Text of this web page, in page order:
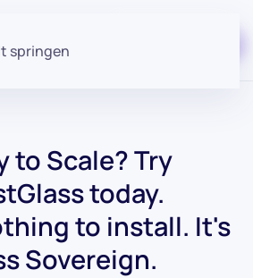
springen
to Scale? Try
today.
to install. It's
Sovereign.